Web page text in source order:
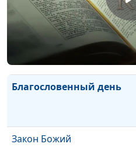
Смысл жизни
Смысл страданий
Благословенный день
Закон Божий